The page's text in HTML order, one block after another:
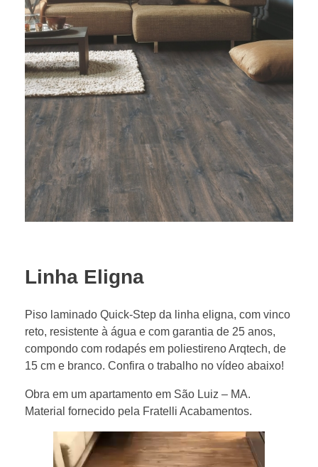
Linha Eligna
Piso laminado Quick-Step da linha eligna, com vinco
reto, resistente à água e com garantia de 25 anos,
compondo com rodapés em poliestireno Arqtech, de
15 cm e branco. Confira o trabalho no vídeo abaixo!
Obra em um apartamento em São Luiz – MA.
Material fornecido pela Fratelli Acabamentos.